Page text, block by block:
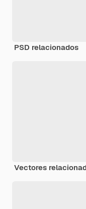
PSD relacionados
Vectores